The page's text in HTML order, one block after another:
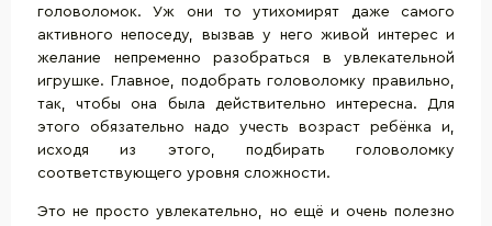
головоломок. Уж они то утихомирят даже самого
активного непоседу, вызвав у него живой интерес и
желание непременно разобраться в увлекательной
игрушке. Главное, подобрать головоломку правильно,
так, чтобы она была действительно интересна. Для
этого обязательно надо учесть возраст ребёнка и,
исходя из этого, подбирать головоломку
соответствующего уровня сложности.
Это не просто увлекательно, но ещё и очень полезно